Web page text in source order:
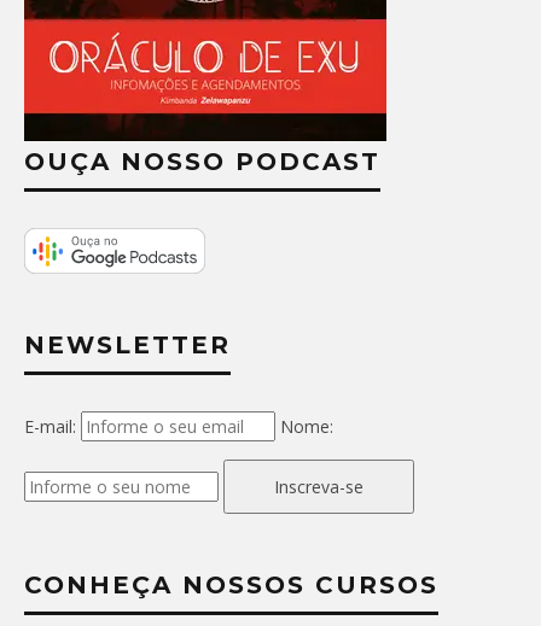
OUÇA NOSSO PODCAST
NEWSLETTER
E-mail: Nome:
Inscreva-se
CONHEÇA NOSSOS CURSOS